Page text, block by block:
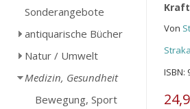
Sonderangebote
antiquarische Bücher
Natur / Umwelt
Medizin, Gesundheit
Bewegung, Sport
Von
ISBN: